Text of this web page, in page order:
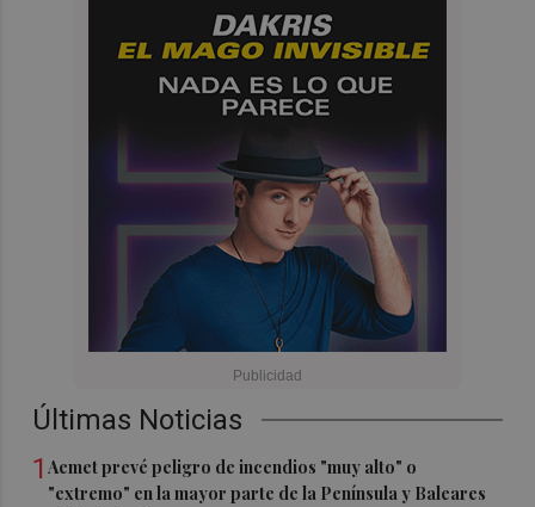
Últimas Noticias
1Aemet prevé peligro de incendios "muy alto" o
"extremo" en la mayor parte de la Península y Baleares